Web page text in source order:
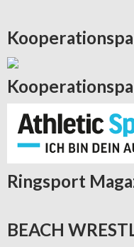
Ringsport
BEACH